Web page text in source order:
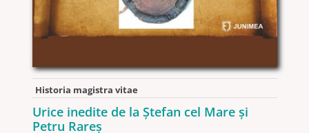
Historia magistra vitae
Urice inedite de la Ştefan cel Mare şi
Petru Rareş